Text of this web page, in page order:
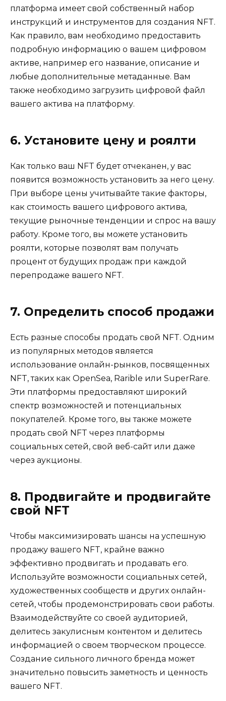
платформа имеет свой собственный набор
инструкций и инструментов для создания NFT.
Как правило, вам необходимо предоставить
подробную информацию о вашем цифровом
активе, например его название, описание и
любые дополнительные метаданные. Вам
также необходимо загрузить цифровой файл
вашего актива на платформу.
6. Установите цену и роялти
Как только ваш NFT будет отчеканен, у вас
появится возможность установить за него цену.
При выборе цены учитывайте такие факторы,
как стоимость вашего цифрового актива,
текущие рыночные тенденции и спрос на вашу
работу. Кроме того, вы можете установить
роялти, которые позволят вам получать
процент от будущих продаж при каждой
перепродаже вашего NFT.
7. Определить способ продажи
Есть разные способы продать свой NFT. Одним
из популярных методов является
использование онлайн-рынков, посвященных
NFT, таких как OpenSea, Rarible или SuperRare.
Эти платформы предоставляют широкий
спектр возможностей и потенциальных
покупателей. Кроме того, вы также можете
продать свой NFT через платформы
социальных сетей, свой веб-сайт или даже
через аукционы.
8. Продвигайте и продвигайте
свой NFT
Чтобы максимизировать шансы на успешную
продажу вашего NFT, крайне важно
эффективно продвигать и продавать его.
Используйте возможности социальных сетей,
художественных сообществ и других онлайн-
сетей, чтобы продемонстрировать свои работы.
Взаимодействуйте со своей аудиторией,
делитесь закулисным контентом и делитесь
информацией о своем творческом процессе.
Создание сильного личного бренда может
значительно повысить заметность и ценность
вашего NFT.